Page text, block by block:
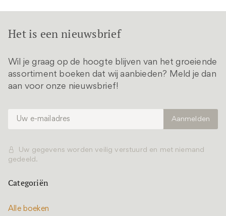
Het is een nieuwsbrief
Wil je graag op de hoogte blijven van het groeiende
assortiment boeken dat wij aanbieden? Meld je dan
aan voor onze nieuwsbrief!
Uw gegevens worden veilig verstuurd en met niemand
gedeeld.
Categoriën
Alle boeken